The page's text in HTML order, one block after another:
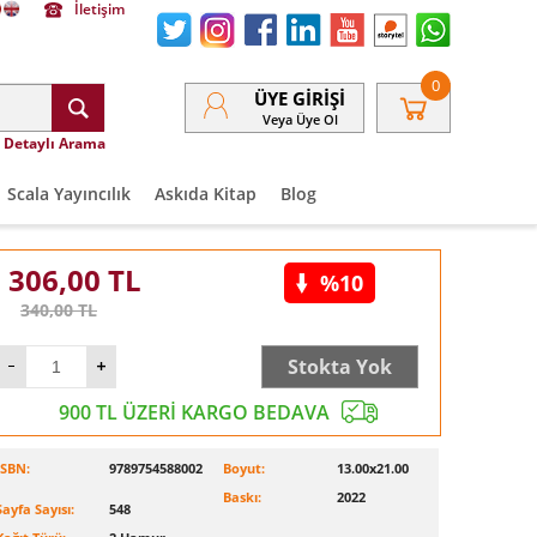
İletişim
Detaylı Arama
ÜYE GIRIŞI
Veya Üye Ol
0
Scala Yayıncılık Askıda Kitap Blog
306,00 TL
340,00TL
%10
Stokta Yok
900 TL ÜZERİ KARGO BEDAVA
9789754588002
Sayısı:
548
Boyut:
13.00x21.00
Baskı:
2022